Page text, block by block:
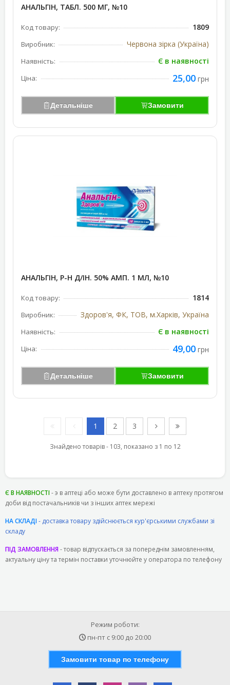
АНАЛЬГІН, ТАБЛ. 500 МГ, №10
Код товару: 1809
Виробник: Червона зірка (Україна)
Наявність: Є в наявності
Ціна: 25,00 грн
Детальніше Замовити
АНАЛЬГІН, Р-Н Д/ІН. 50% АМП. 1 МЛ, №10
Код товару: 1814
Виробник: Здоров'я, ФК, ТОВ, м.Харків, Україна
Наявність: Є в наявності
Ціна: 49,00 грн
Детальніше Замовити
1 2 3
Знайдено товарів - 103, показано з 1 по 12
Є В НАЯВНОСТІ- э в аптеці або може бути доставлено в аптеку протягом
доби від постачальників чи з інших аптек мережі
НА СКЛАДІ- доставка товару здійснюється кур'єрськими службами зі
складу
ПІД ЗАМОВЛЕННЯ- товар відпускається за попереднім замовленням,
актуальну ціну та термін поставки уточнюйте у оператора по телефону
Режим роботи:
пн-пт с 9:00 до 20:00
Замовити товар по телефону